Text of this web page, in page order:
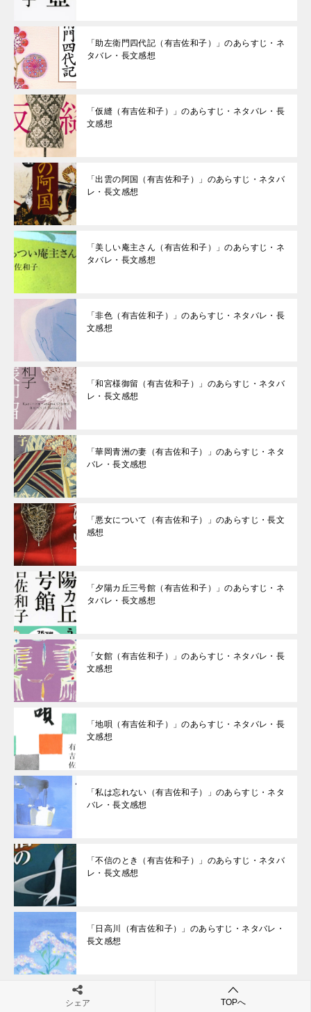
「助左衛門四代記（有吉佐和子）」のあらすじ・ネ
タバレ・長文感想
「仮縫（有吉佐和子）」のあらすじ・ネタバレ・長
文感想
「出雲の阿国（有吉佐和子）」のあらすじ・ネタバ
レ・長文感想
「美しい庵主さん（有吉佐和子）」のあらすじ・ネ
タバレ・長文感想
「非色（有吉佐和子）」のあらすじ・ネタバレ・長
文感想
「和宮様御留（有吉佐和子）」のあらすじ・ネタバ
レ・長文感想
「華岡青洲の妻（有吉佐和子）」のあらすじ・ネタ
バレ・長文感想
「悪女について（有吉佐和子）」のあらすじ・長文
感想
「夕陽カ丘三号館（有吉佐和子）」のあらすじ・ネ
タバレ・長文感想
「女館（有吉佐和子）」のあらすじ・ネタバレ・長
文感想
「地唄（有吉佐和子）」のあらすじ・ネタバレ・長
文感想
「私は忘れない（有吉佐和子）」のあらすじ・ネタ
バレ・長文感想
「不信のとき（有吉佐和子）」のあらすじ・ネタバ
レ・長文感想
「日高川（有吉佐和子）」のあらすじ・ネタバレ・
長文感想
「母子変容（有吉佐和子）」のあらすじ・ネタバ
シェア TOPへ